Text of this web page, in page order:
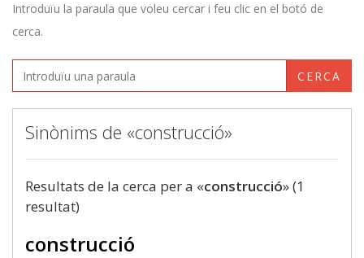
Introduïu la paraula que voleu cercar i feu clic en el botó de
cerca.
CERCA
Sinònims de «construcció»
Resultats de la cerca per a «construcció» (1
resultat)
construcció